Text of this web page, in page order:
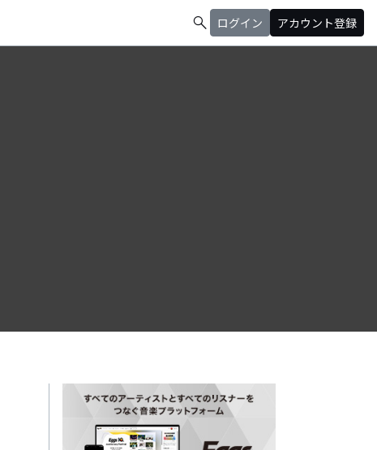
search ログイン アカウント登録